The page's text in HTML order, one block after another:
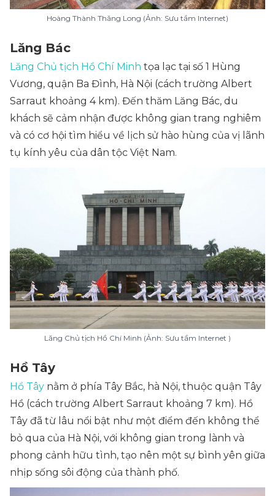
Hoàng Thành Thăng Long (Ảnh: Sưu tầm Internet)
Lăng Bác
Lăng Chủ tịch Hồ Chí Minh tọa lạc tại số 1 Hùng
Vương, quận Ba Đình, Hà Nội (cách trường Albert
Sarraut khoảng 4 km). Đến thăm Lăng Bác, du
khách sẽ cảm nhận được không gian trang nghiêm
và có cơ hội tìm hiểu về lịch sử hào hùng của vị lãnh
tụ kính yêu của dân tộc Việt Nam.
Lăng Chủ tịch Hồ Chí Minh (Ảnh: Sưu tầm Internet )
Hồ Tây
Hồ Tây nằm ở phía Tây Bắc, hà Nội, thuộc quận Tây
Hồ (cách trường Albert Sarraut khoảng 7 km). Hồ
Tây đã từ lâu nổi bật như một điểm đến không thể
bỏ qua của Hà Nội, với không gian trong lành và
phong cảnh hữu tình, tạo nên một sự bình yên giữa
nhịp sống sôi động của thành phố.